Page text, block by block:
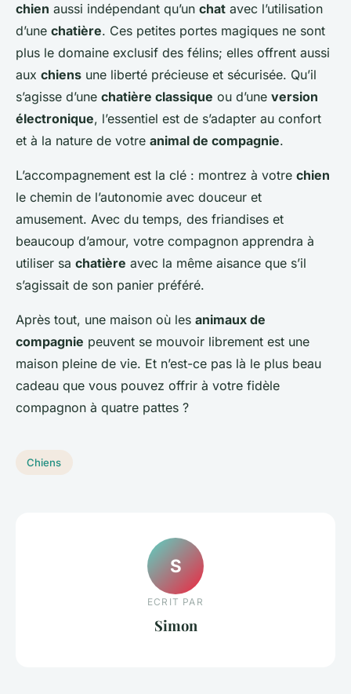
chien aussi indépendant qu’un chat avec l’utilisation
d’une chatière. Ces petites portes magiques ne sont
plus le domaine exclusif des félins; elles offrent aussi
aux chiens une liberté précieuse et sécurisée. Qu’il
s’agisse d’une chatière classique ou d’une version
électronique, l’essentiel est de s’adapter au confort
et à la nature de votre animal de compagnie.
L’accompagnement est la clé : montrez à votre chien
le chemin de l’autonomie avec douceur et
amusement. Avec du temps, des friandises et
beaucoup d’amour, votre compagnon apprendra à
utiliser sa chatière avec la même aisance que s’il
s’agissait de son panier préféré.
Après tout, une maison où les animaux de
compagnie peuvent se mouvoir librement est une
maison pleine de vie. Et n’est-ce pas là le plus beau
cadeau que vous pouvez offrir à votre fidèle
compagnon à quatre pattes ?
Chiens
S
ECRIT PAR
Simon